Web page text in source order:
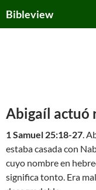
toBibleview
Abigaíl actuó
1 Samuel 25:18-27.
estaba casada con
cuyo nombre en
significa tonto. Era